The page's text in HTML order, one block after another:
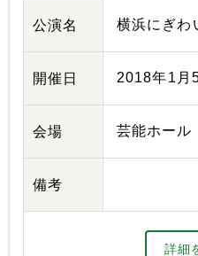
公演名 横浜にぎ
開催日 2018年1月
会場 芸能ホール
備考
詳細